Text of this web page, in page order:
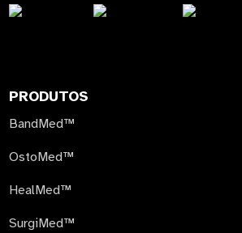
PRODUTOS
BandMed™
OstoMed™
HealMed™
SurgiMed™